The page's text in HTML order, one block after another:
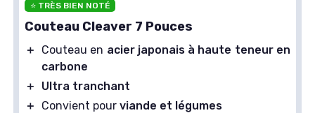
⭐ TRÈS BIEN NOTÉ
Couteau Cleaver 7 Pouces
＋ Couteau en acier japonais à haute teneur en
carbone
＋
Ultra tranchant
＋
Convient pour viande et légumes